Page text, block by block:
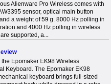
Alienware Pro Wireless comes with
sensor, optical main button
a weight of 59 g. 8000 Hz polling in
and 4000 Hz polling in wireless
supported, a...
the Epomaker EK98 Wireless
Keyboard. The Epomaker EK98
keyboard brings full-sized